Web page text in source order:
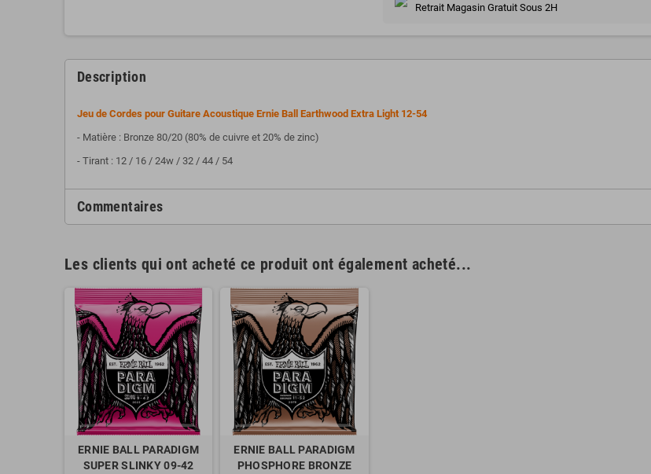
Retrait Magasin Gratuit Sous 2H
Description
Jeu de Cordes pour Guitare Acoustique Ernie Ball Earthwood Extra Light 12-54
- Matière : Bronze 80/20 (80% de cuivre et 20% de zinc)
- Tirant : 12 / 16 / 24w / 32 / 44 / 54
Commentaires
Les clients qui ont acheté ce produit ont également acheté...
ERNIE BALL PARADIGM
SUPER SLINKY 09-42
ERNIE BALL PARADIGM
PHOSPHORE BRONZE